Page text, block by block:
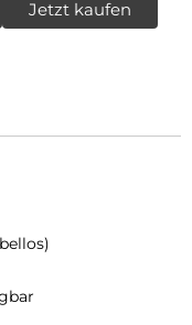
Jetzt kaufen